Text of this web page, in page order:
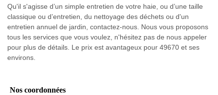
Qu'il s'agisse d’un simple entretien de votre haie, ou d’une taille
classique ou d’entretien, du nettoyage des déchets ou d'un
entretien annuel de jardin, contactez-nous. Nous vous proposons
tous les services que vous voulez, n'hésitez pas de nous appeler
pour plus de détails. Le prix est avantageux pour 49670 et ses
environs.
Nos coordonnées